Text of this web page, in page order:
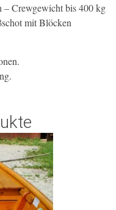
– Crewgewicht bis 400 kg
mit Blöcken